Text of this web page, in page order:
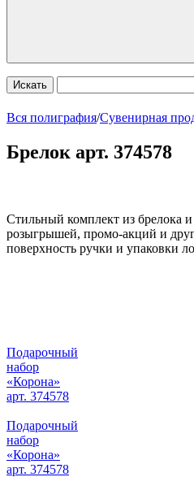
Искать
Вся полиграфия/Сувенирная
Брелок арт. 374578
Стильный комплект из брелока
розыгрышей, промо-акций и
поверхность ручки и упаковки
Подарочный
набор
«Корона»
арт. 374578
Подарочный
набор
«Корона»
арт. 374578